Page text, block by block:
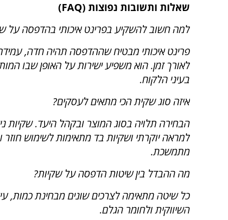
שאלות ותשובות נפוצות (FAQ)
למה חשוב להשקיע בפרינט איכותי בהדפסה על
פרינט איכותי מבטיח שההדפסה תהיה חדה,
לאורך זמן. הוא משפיע ישירות על האופן שבו
בעיני הלקוח.
איזה סוג שקית הכי מתאים לעסקים?
הבחירה תלויה בסוג המוצר ובקהל היעד. שקיות
למראה יוקרתי ושקיות בד מתאימות לשימוש חוזר
מתמשכת.
מה ההבדל בין שיטות הדפסה על שקיות?
כל שיטה מתאימה לצרכים שונים מבחינת כמות,
השיווקית ולחומר הגלם.